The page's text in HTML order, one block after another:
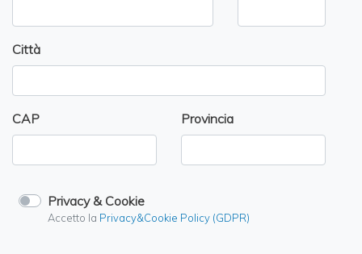
Città
CAP Provincia
Privacy & Cookie
Accetto la Privacy&Cookie Policy (GDPR)